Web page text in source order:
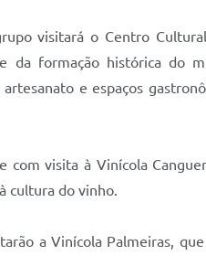
visitará o Centro
formação histórica do
e espaços
com visita à Vinícola
cultura do vinho.
a Vinícola Palmeiras,